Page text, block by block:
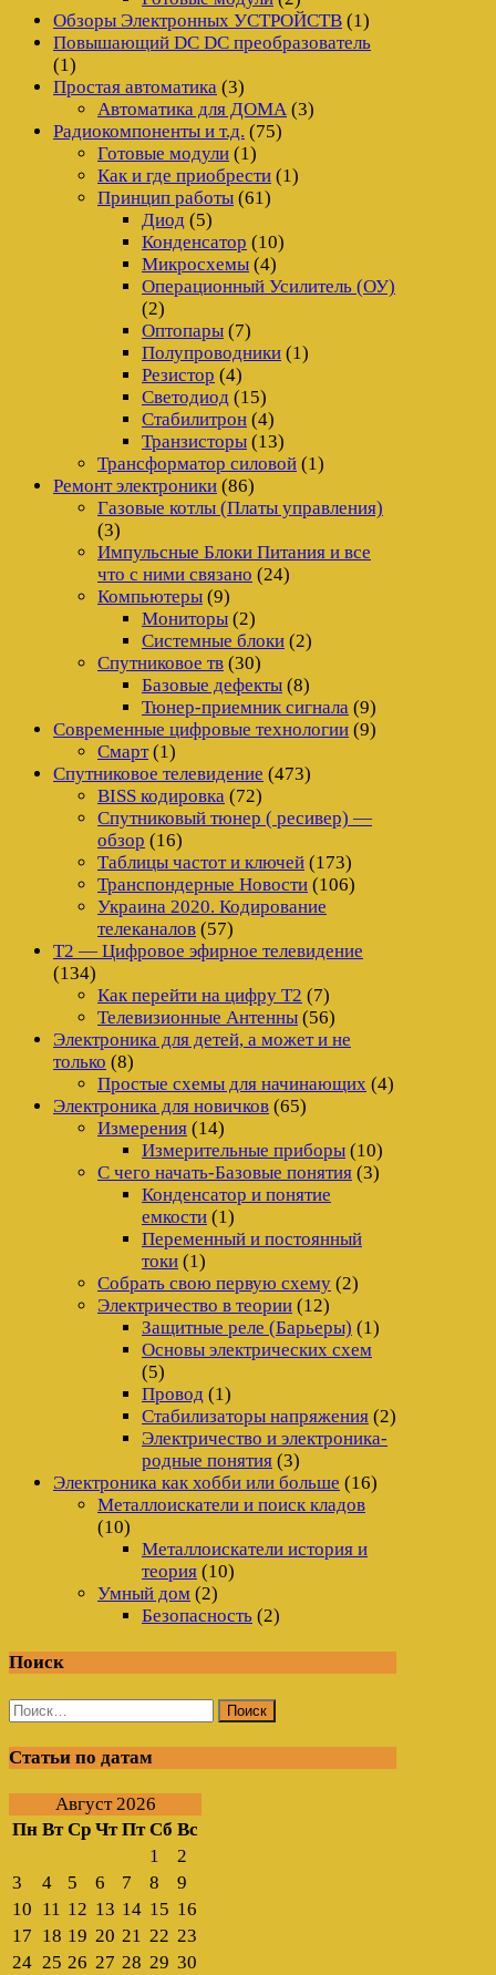
Обзоры Электронных УСТРОЙСТВ (1)
Повышающий DC DC преобразователь
(1)
Простая автоматика (3)
Автоматика для ДОМА (3)
Радиокомпоненты и т.д. (75)
Готовые модули (1)
Как и где приобрести (1)
Принцип работы (61)
Диод (5)
Конденсатор (10)
Микросхемы (4)
Операционный Усилитель (ОУ)
(2)
Оптопары (7)
Полупроводники (1)
Резистор (4)
Светодиод (15)
Стабилитрон (4)
Транзисторы (13)
Трансформатор силовой (1)
Ремонт электроники (86)
Газовые котлы (Платы управления)
(3)
Импульсные Блоки Питания и все
что с ними связано (24)
Компьютеры (9)
Мониторы (2)
Системные блоки (2)
Спутниковое тв (30)
Базовые дефекты (8)
Тюнер-приемник сигнала (9)
Современные цифровые технологии (9)
Смарт(1)
Спутниковое телевидение (473)
BISS кодировка (72)
Спутниковый тюнер ( ресивер) —
обзор (16)
Таблицы частот и ключей (173)
Транспондерные Новости (106)
Украина 2020. Кодирование
телеканалов (57)
Т2 — Цифровое эфирное телевидение
(134)
Как перейти на цифру Т2 (7)
Телевизионные Антенны (56)
Электроника для детей, а может и не
только (8)
Простые схемы для начинающих (4)
Электроника для новичков (65)
Измерения (14)
Измерительные приборы (10)
С чего начать-Базовые понятия (3)
Конденсатор и понятие
емкости (1)
Переменный и постоянный
токи (1)
Собрать свою первую схему (2)
Электричество в теории (12)
Защитные реле (Барьеры) (1)
Основы электрических схем
(5)
Провод (1)
Стабилизаторы напряжения (2)
Электричество и электроника-
родные понятия (3)
Электроника как хобби или больше (16)
Металлоискатели и поиск кладов
(10)
Металлоискатели история и
теория (10)
Умный дом (2)
Безопасность (2)
Поиск
Найти:
Статьи по датам
Август 2026
Пн Вт Ср Чт Пт Сб Вс
1
2
3
4 5 6 7 8
9
10 11 12 13 14 15 16
17 18 19 20 21 22 23
24 25 26 27 28 29 30